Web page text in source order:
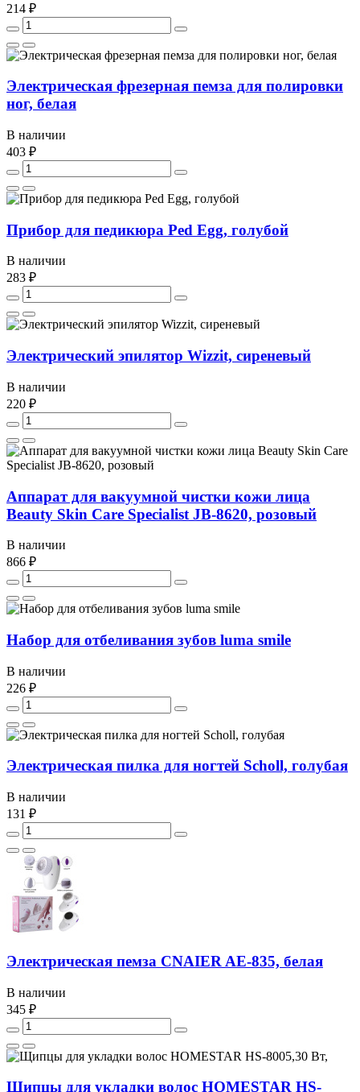
214 ₽
Электрическая фрезерная пемза для полировки
ног, белая
В наличии
403 ₽
Прибор для педикюра Ped Egg, голубой
В наличии
283 ₽
Электрический эпилятор Wizzit, сиреневый
В наличии
220 ₽
Аппарат для вакуумной чистки кожи лица
Beauty Skin Care Specialist JB-8620, розовый
В наличии
866 ₽
Набор для отбеливания зубов luma smile
В наличии
226 ₽
Электрическая пилка для ногтей Scholl, голубая
В наличии
131 ₽
Электрическая пемза CNAIER AE-835, белая
В наличии
345 ₽
Щипцы для укладки волос HOMESTAR HS-